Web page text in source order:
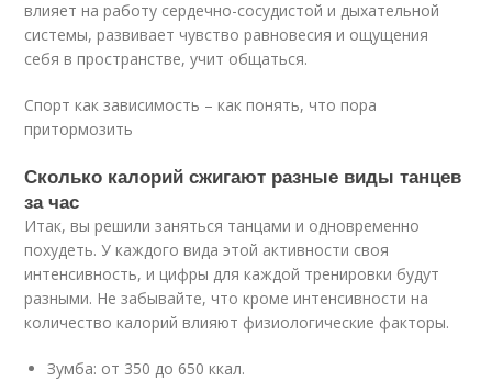
влияет на работу сердечно-сосудистой и дыхательной
системы, развивает чувство равновесия и ощущения
себя в пространстве, учит общаться.
Спорт как зависимость – как понять, что пора
притормозить
Сколько калорий сжигают разные виды танцев
за час
Итак, вы решили заняться танцами и одновременно
похудеть. У каждого вида этой активности своя
интенсивность, и цифры для каждой тренировки будут
разными. Не забывайте, что кроме интенсивности на
количество калорий влияют физиологические факторы.
Зумба: от 350 до 650 ккал.